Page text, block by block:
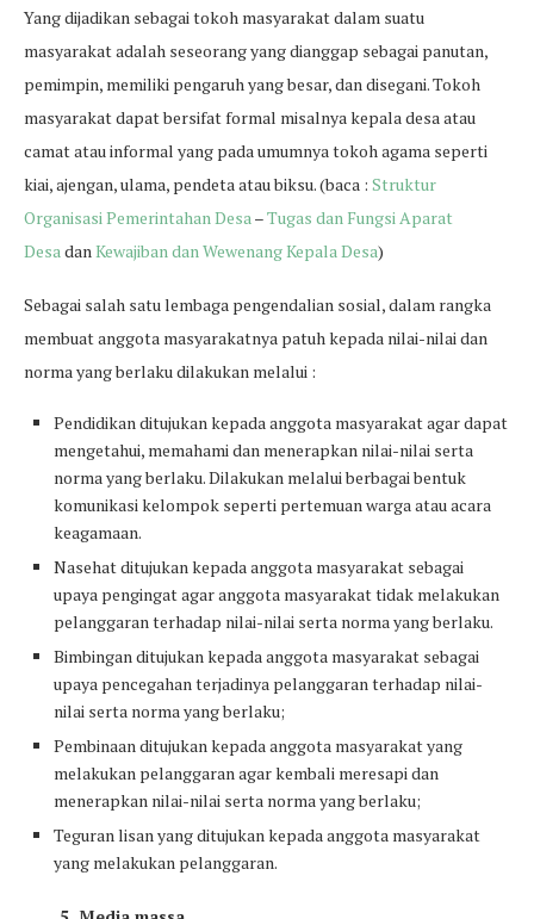
Yang dijadikan sebagai tokoh masyarakat dalam suatu
masyarakat adalah seseorang yang dianggap sebagai panutan,
pemimpin, memiliki pengaruh yang besar, dan disegani. Tokoh
masyarakat dapat bersifat formal misalnya kepala desa atau
camat atau informal yang pada umumnya tokoh agama seperti
kiai, ajengan, ulama, pendeta atau biksu. (baca : Struktur
Organisasi Pemerintahan Desa–Tugas dan Fungsi Aparat
DesadanKewajiban dan Wewenang Kepala Desa)
Sebagai salah satu lembaga pengendalian sosial, dalam rangka
membuat anggota masyarakatnya patuh kepada nilai-nilai dan
norma yang berlaku dilakukan melalui :
Pendidikan ditujukan kepada anggota masyarakat agar dapat
mengetahui, memahami dan menerapkan nilai-nilai serta
norma yang berlaku. Dilakukan melalui berbagai bentuk
komunikasi kelompok seperti pertemuan warga atau acara
keagamaan.
Nasehat ditujukan kepada anggota masyarakat sebagai
upaya pengingat agar anggota masyarakat tidak melakukan
pelanggaran terhadap nilai-nilai serta norma yang berlaku.
Bimbingan ditujukan kepada anggota masyarakat sebagai
upaya pencegahan terjadinya pelanggaran terhadap nilai-
nilai serta norma yang berlaku;
Pembinaan ditujukan kepada anggota masyarakat yang
melakukan pelanggaran agar kembali meresapi dan
menerapkan nilai-nilai serta norma yang berlaku;
Teguran lisan yang ditujukan kepada anggota masyarakat
yang melakukan pelanggaran.